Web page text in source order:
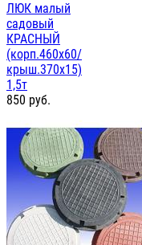
ЛЮК малый
садовый
КРАСНЫЙ
(корп.460х60/
крыш.370х15)
1,5т
850 руб.